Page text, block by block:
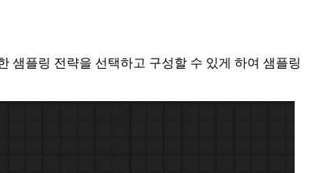
샘플링 전략을 선택하고 구성할 수 있게 하여 샘플링